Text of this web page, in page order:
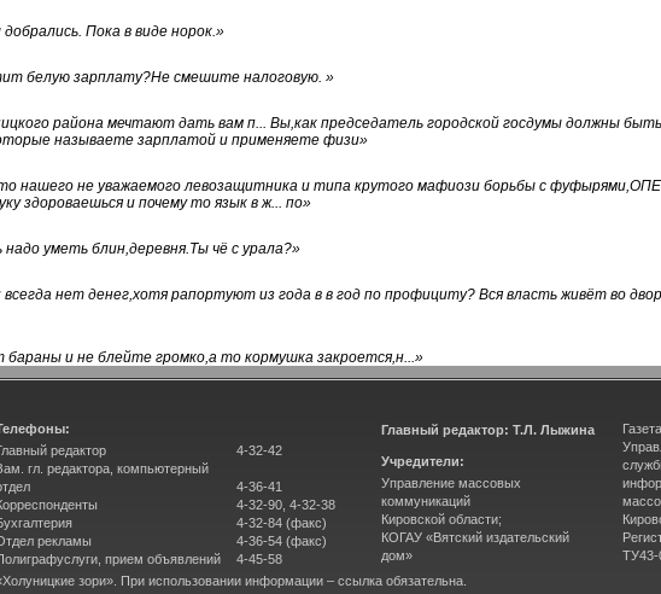
Пока в виде норок.»
белую зарплату?Не смешите налоговую. »
района мечтают дать вам п... Вы,как председатель городской госдумы должны
называете зарплатой и применяете физи»
нашего не уважаемого левозащитника и типа крутого мафиози борьбы с
здороваешься и почему то язык в ж... по»
уметь блин,деревня.Ты чё с урала?»
нет денег,хотя рапортуют из года в в год по профициту? Вся власть живёт во
и не блейте громко,а то кормушка закроется,н...»
редактор
гл. редактора, компьютерный
рекламы
прием объявлений
4-32-42
4-36-41
4-32-90, 4-32-38
4-32-84 (факс)
4-36-54 (факс)
4-45-58
Главный редактор: Т.Л. Лыжина
Учредители:
Управление массовых
коммуникаций
Кировской области;
КОГАУ «Вятский издательский
дом»
ТУ43-
зори». При использовании информации – ссылка обязательна.